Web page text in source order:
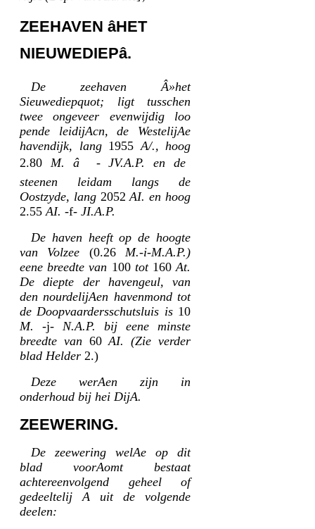
ZEEHAVEN âHET
NIEUWEDIEPâ.
De zeehaven Â»het
Sieuwediepquot; ligt tusschen
twee ongeveer evenwijdig loo
pende leidijAcn, de WestelijAe
havendijk, lang1955 A/., hoog
2.80 M. â - JV.A.P. en de
steenen leidam langs de
Oostzyde, lang2052AI. en hoog
2.55 AI. -f- JI.A.P.
De haven heeft op de hoogte
van Volzee (0.26 M.-i-M.A.P.)
eene breedte van 100 tot160At.
De diepte der havengeul, van
den nourdelijAen havenmond tot
de Doopvaardersschutsluis is10
M. -j- N.A.P. bij eene minste
breedte van 60AI. (Zie verder
blad Helder 2.)
Deze werAen zijn in
onderhoud bij hei DijA.
ZEEWERING.
De zeewering welAe op dit
blad voorAomt bestaat
achtereenvolgend geheel of
gedeeltelij A uit de volgende
deelen: